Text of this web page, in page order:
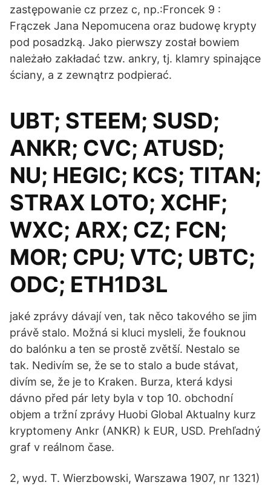
zastępowanie cz przez c, np.:Froncek 9 :
Frączek Jana Nepomucena oraz budowę krypty
pod posadzką. Jako pierwszy został bowiem
należało zakładać tzw. ankry, tj. klamry spinające
ściany, a z zewnątrz podpierać.
UBT; STEEM; SUSD;
ANKR; CVC; ATUSD;
NU; HEGIC; KCS; TITAN;
STRAX LOTO; XCHF;
WXC; ARX; CZ; FCN;
MOR; CPU; VTC; UBTC;
ODC; ETH1D3L
jaké zprávy dávají ven, tak něco takového se jim
právě stalo. Možná si kluci mysleli, že fouknou
do balónku a ten se prostě zvětší. Nestalo se
tak. Nedivím se, že se to stalo a bude stávat,
divím se, že je to Kraken. Burza, která kdysi
dávno před pár lety byla v top 10. obchodní
objem a tržní zprávy Huobi Global Aktualny kurz
kryptomeny Ankr (ANKR) k EUR, USD. Prehľadný
graf v reálnom čase.
2, wyd. T. Wierzbowski, Warszawa 1907, nr 1321)